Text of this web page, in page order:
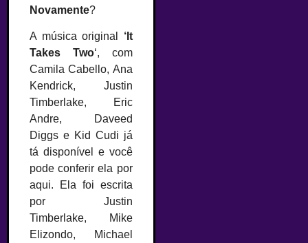
Novamente?
A música original ‘It
Takes Two‘, com
Camila Cabello, Ana
Kendrick, Justin
Timberlake, Eric
Andre, Daveed
Diggs e Kid Cudi já
tá disponível e você
pode conferir ela por
aqui. Ela foi escrita
por Justin
Timberlake, Mike
Elizondo, Michael